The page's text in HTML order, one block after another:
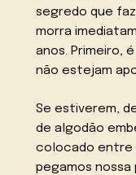
segredo que
morra
anos. Primeiro,
não estejam
Se estiverem,
de algodão
colocado entre
pegamos